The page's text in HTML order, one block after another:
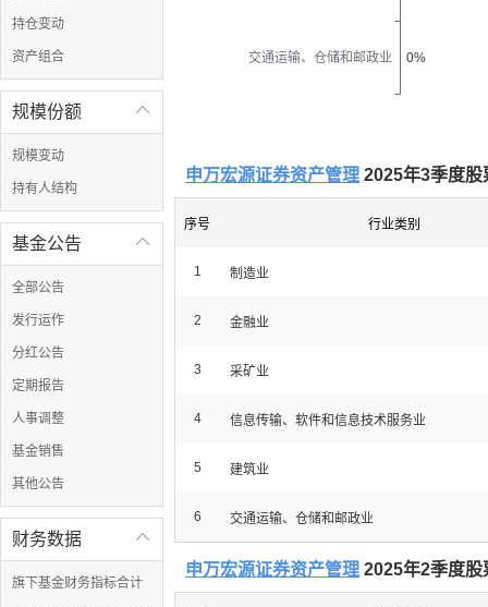
持仓变动
资产组合

规模份额
规模变动
持有人结构

基金公告
全部公告
发行运作
分红公告
定期报告
人事调整
基金销售
其他公告

财务数据
旗下基金财务指标合计
交通运输、仓储和邮政业 0%
申万宏源证券资产管理 2025年3季度股
序号 行业类别
1 制造业
2 金融业
3 采矿业
4 信息传输、软件和信息技术服务业
5 建筑业
6 交通运输、仓储和邮政业
申万宏源证券资产管理 2025年2季度股